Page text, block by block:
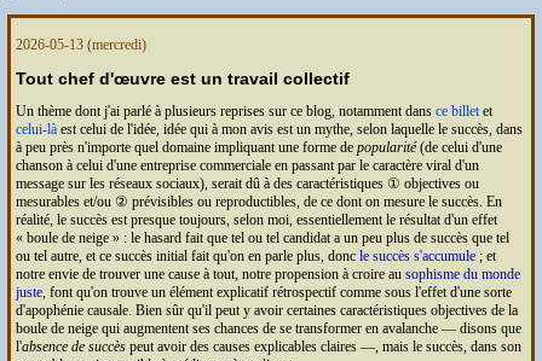
2026-05-13(mercredi)
Tout chef d'œuvre est un travail collectif
Un thème dont j'ai parlé à plusieurs reprises sur ce blog, notamment dans ce billetet
celui-làest celui de l'idée, idée qui à mon avis est un mythe, selon laquelle le succès, dans
à peu près n'importe quel domaine impliquant une forme de popularité(de celui d'une
chanson à celui d'une entreprise commerciale en passant par le caractère viral d'un
message sur les réseaux sociaux), serait dû à des caractéristiques ① objectives ou
mesurables et/ou ② prévisibles ou reproductibles, de ce dont on mesure le succès. En
réalité, le succès est presque toujours, selon moi, essentiellement le résultat d'un effet
« boule de neige » : le hasard fait que tel ou tel candidat a un peu plus de succès que tel
ou tel autre, et ce succès initial fait qu'on en parle plus, donc le succès s'accumule; et
notre envie de trouver une cause à tout, notre propension à croire au sophisme du monde
juste, font qu'on trouve un élément explicatif rétrospectif comme sous l'effet d'une sorte
d'apophénie causale. Bien sûr qu'il peut y avoir certaines caractéristiques objectives de la
boule de neige qui augmentent ses chances de se transformer en avalanche — disons que
l'absence de succèspeut avoir des causes explicables claires —, mais le succès, dans son